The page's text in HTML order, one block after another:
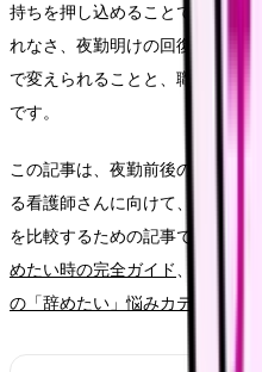
持ちを押し込めることでもあり
れなさ、夜勤明けの回復不足が
で変えられることと、職場を変
です。
この記事は、夜勤前後の体調不
る看護師さんに向けて、看護師
を比較するための記事です。全
めたい時の完全ガイド
、この小
の「辞めたい」悩みカテゴリ
も